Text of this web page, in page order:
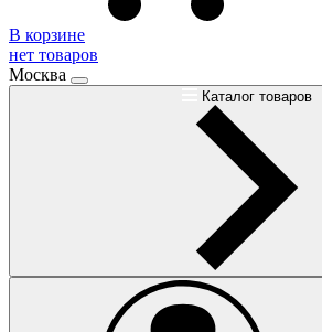
В корзине
нет товаров
Москва
Каталог товаров